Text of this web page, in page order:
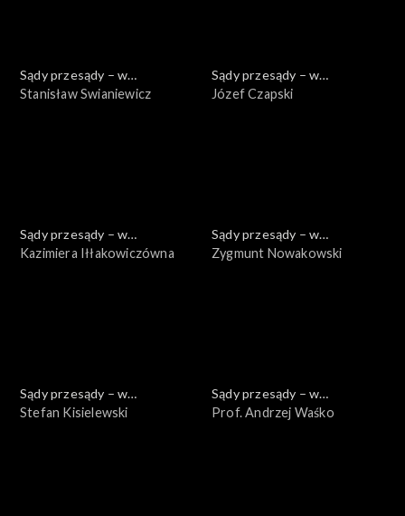
Sądy przesądy – w
powiększeniu
Stanisław Swianiewicz
Sądy przesądy – w
powiększeniu
Józef Czapski
Sądy przesądy – w
powiększeniu
Kazimiera Iłłakowiczówna
Sądy przesądy – w
powiększeniu
Zygmunt Nowakowski
Sądy przesądy – w
powiększeniu
Stefan Kisielewski
Sądy przesądy – w
powiększeniu
Prof. Andrzej Waśko